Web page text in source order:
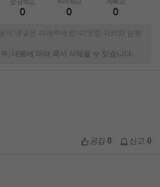
0 0 0
댓글은 피해주세요! 따뜻한 격려와 응원
, 내용에 따라 즉시 삭제될 수 있습니다.
공감0 신고 0